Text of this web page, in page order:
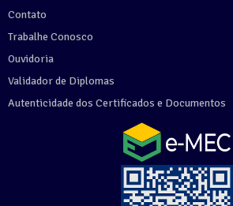
Contato
Trabalhe Conosco
Ouvidoria
Validador de Diplomas
Autenticidade dos Certificados e Documentos